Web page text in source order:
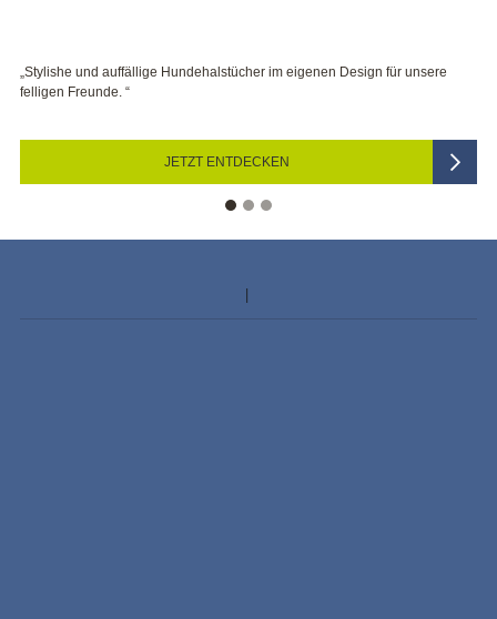
im eigenen Design für unsere
„Bei Hochzeit, Taufe und Co
JETZT